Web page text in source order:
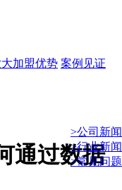
大加盟优势 案例见证
>公司新闻
>行业新闻
>常见问题
通过数据